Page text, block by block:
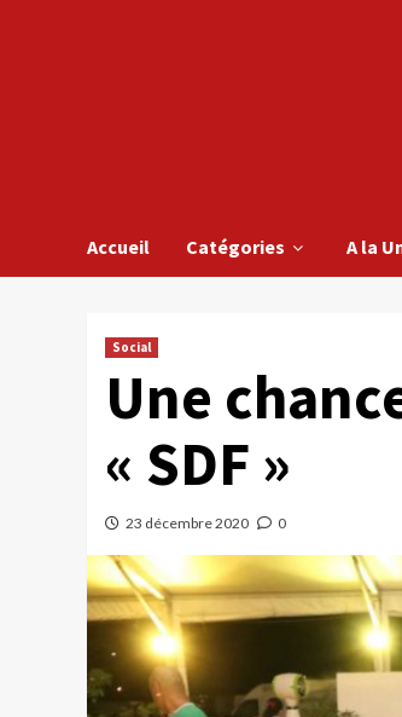
Accueil Catégories A la
Social
Une
« SDF »
23 décembre 2020 0